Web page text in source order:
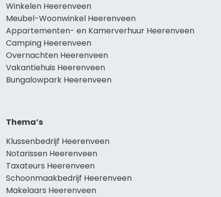
Winkelen Heerenveen
Meubel-Woonwinkel Heerenveen
Appartementen- en Kamerverhuur Heerenveen
Camping Heerenveen
Overnachten Heerenveen
Vakantiehuis Heerenveen
Bungalowpark Heerenveen
Thema’s
Klussenbedrijf Heerenveen
Notarissen Heerenveen
Taxateurs Heerenveen
Schoonmaakbedrijf Heerenveen
Makelaars Heerenveen